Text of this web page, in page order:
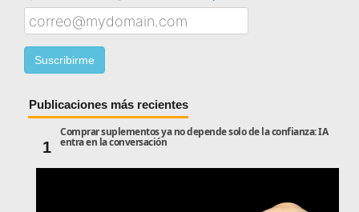
Publicaciones más recientes
1
Comprar suplementos ya no depende solo de la confianza: IA
entra en la conversación